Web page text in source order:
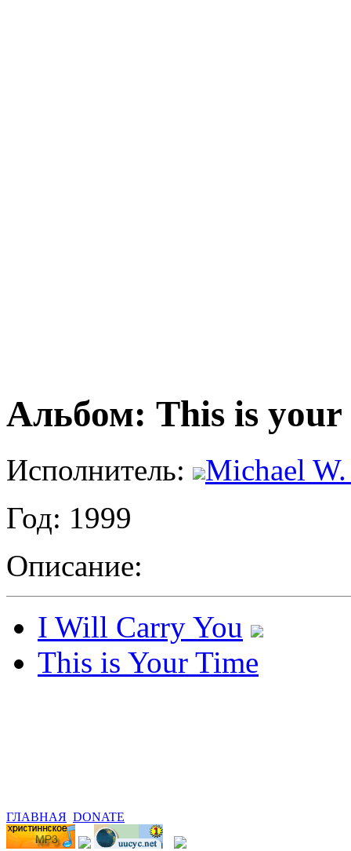
Альбом: This is your
Исполнитель:
Michael
Год: 1999
Описание:
I Will Carry You
This is Your Time
ГЛАВНАЯ DONATE